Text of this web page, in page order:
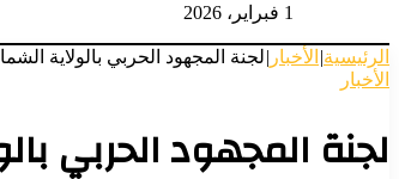
1 فبراير، 2026
الرئيسية| الأخبار |لجنة المجهود الحربي بالولاية
الأخبار
لجنة المجهود الحربي